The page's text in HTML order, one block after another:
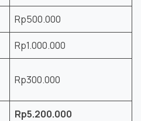
Rp500.000
Rp1.000.000
Rp300.000
Rp5.200.000